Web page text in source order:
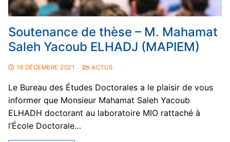
Soutenance de thèse – M. Mahamat
Saleh Yacoub ELHADJ (MAPIEM)
10 DÉCEMBRE 2021 ACTUS
Le Bureau des Études Doctorales a le plaisir de vous
informer que Monsieur Mahamat Saleh Yacoub
ELHADH doctorant au laboratoire MIO rattaché à
l’École Doctorale…